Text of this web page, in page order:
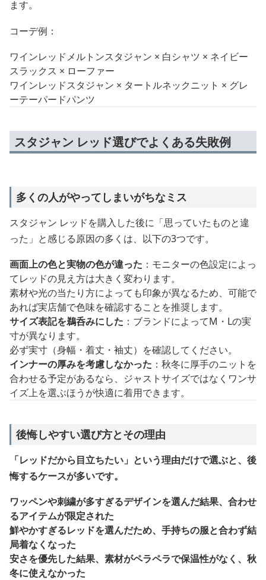
ます。
コーデ例：
ワインレッドメルトンスタジャン × 白シャツ × ネイビー
スラックス × ローファー
ワインレッドスタジャン × タートルネックニット × グレ
ーテーパードパンツ
スタジャン レッド選びでよくある失敗例
多くの人がやってしまいがちなミス
スタジャン レッドを購入した後に「思っていたものと違
った」と感じる原因の多くは、以下の3つです。
画面上の色と実物の色が違った ：モニターの色設定によっ
てレッドの見え方は大きく変わります。
素材や光の当たり方によっても印象が異なるため、可能で
あれば実店舗で色味を確認することを推奨します。
サイズ表記を鵜呑みにした ：ブランドによってM・Lの実
寸が異なります。
必ず実寸（身幅・着丈・袖丈）を確認してください。
インナーの厚みを考慮しなかった ：秋冬に厚手のニットを
合わせる予定があるなら、ジャストサイズではなくワンサ
イズ上を選ぶほうが快適に着用できます。
後悔しやすい選び方とその理由
「レッドだから目立ちたい」という理由だけで選ぶと、後
悔するケースが多いです。
ワッペンや刺繍が多すぎるデザインを選んだ結果、合わせ
るアイテムが限定された
鮮やかすぎるレッドを選んだため、手持ちの服と合わず結
局着なくなった
安さを優先した結果、素材がペラペラで保温性がなく、秋
冬に使えなかった